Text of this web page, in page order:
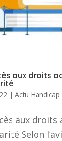
aux droits
| Actu Handicap
aux droits
Selon